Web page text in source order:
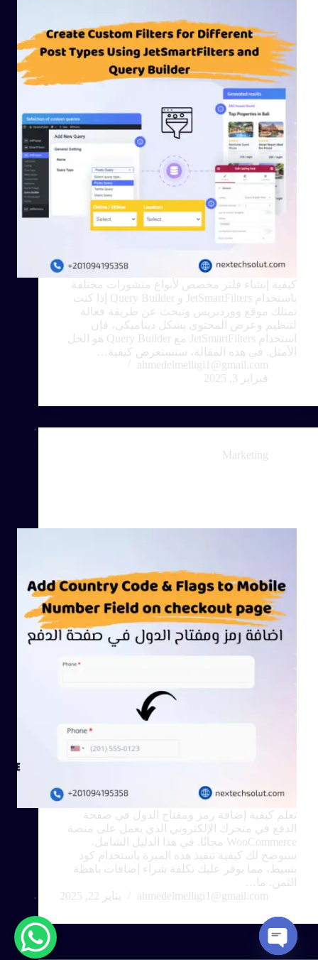
كيفية إنشاء فلتر مخصص لأنواع منشورات مختلفة
باستخدام JetSmartFilters و Query Builder إذا كنت
تمتلك موقع ووردبريس وتبحث عن طريقة فعالة
لتنظيم وعرض المحتوى بشكل ديناميكي، فإن
استخدام JetSmartFilters مع Query Builder هو الحل
الأمثل. في هذه المقالة، سنستعرض كيفية…
ahmedelmelligi1@gmail.com
فبراير 3, 2025
Marketing
تعلم كيفية إضافة رمز ومفتاح الدول في صفحة
الدفع في متجرك الإلكتروني الذي يعمل على منصة
WooCommerce مجانًا. في هذا الدليل الشامل،
سنوضح لك كيفية تنفيذ هذه الميزة باستخدام كود
بسيط، مما يوفر عليك تكلفة شراء إضافات باهظة
الثمن. ما…
ahmedelmelligi1@gmail.com
يناير 22, 2025